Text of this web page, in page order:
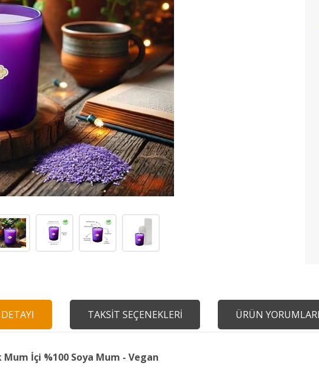
TAKSİT SEÇENEKLERİ ÜRÜN YORUMLARI
İçi %100 Soya Mum - Vegan